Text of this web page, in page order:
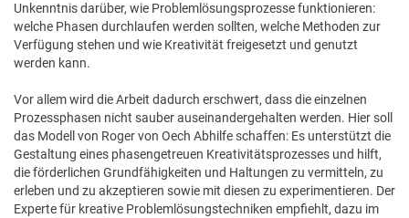
Unkenntnis darüber, wie Problemlösungsprozesse funktionieren:
welche Phasen durchlaufen werden sollten, welche Methoden zur
Verfügung stehen und wie Kreativität freigesetzt und genutzt
werden kann.
Vor allem wird die Arbeit dadurch erschwert, dass die einzelnen
Prozess­phasen nicht sauber auseinandergehalten werden. Hier soll
das Modell von Roger von Oech Abhilfe schaffen: Es unterstützt die
Gestaltung eines phasengetreuen Kreativitätsprozesses und hilft,
die förderlichen Grundfähigkeiten und Haltungen zu vermitteln, zu
erleben und zu akzeptieren sowie mit diesen zu experimentieren. Der
Experte für kreative Problemlösungstechniken empfiehlt, dazu im